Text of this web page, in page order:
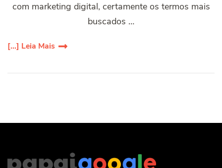
com marketing digital, certamente os termos mais
buscados …
[...] Leia Mais